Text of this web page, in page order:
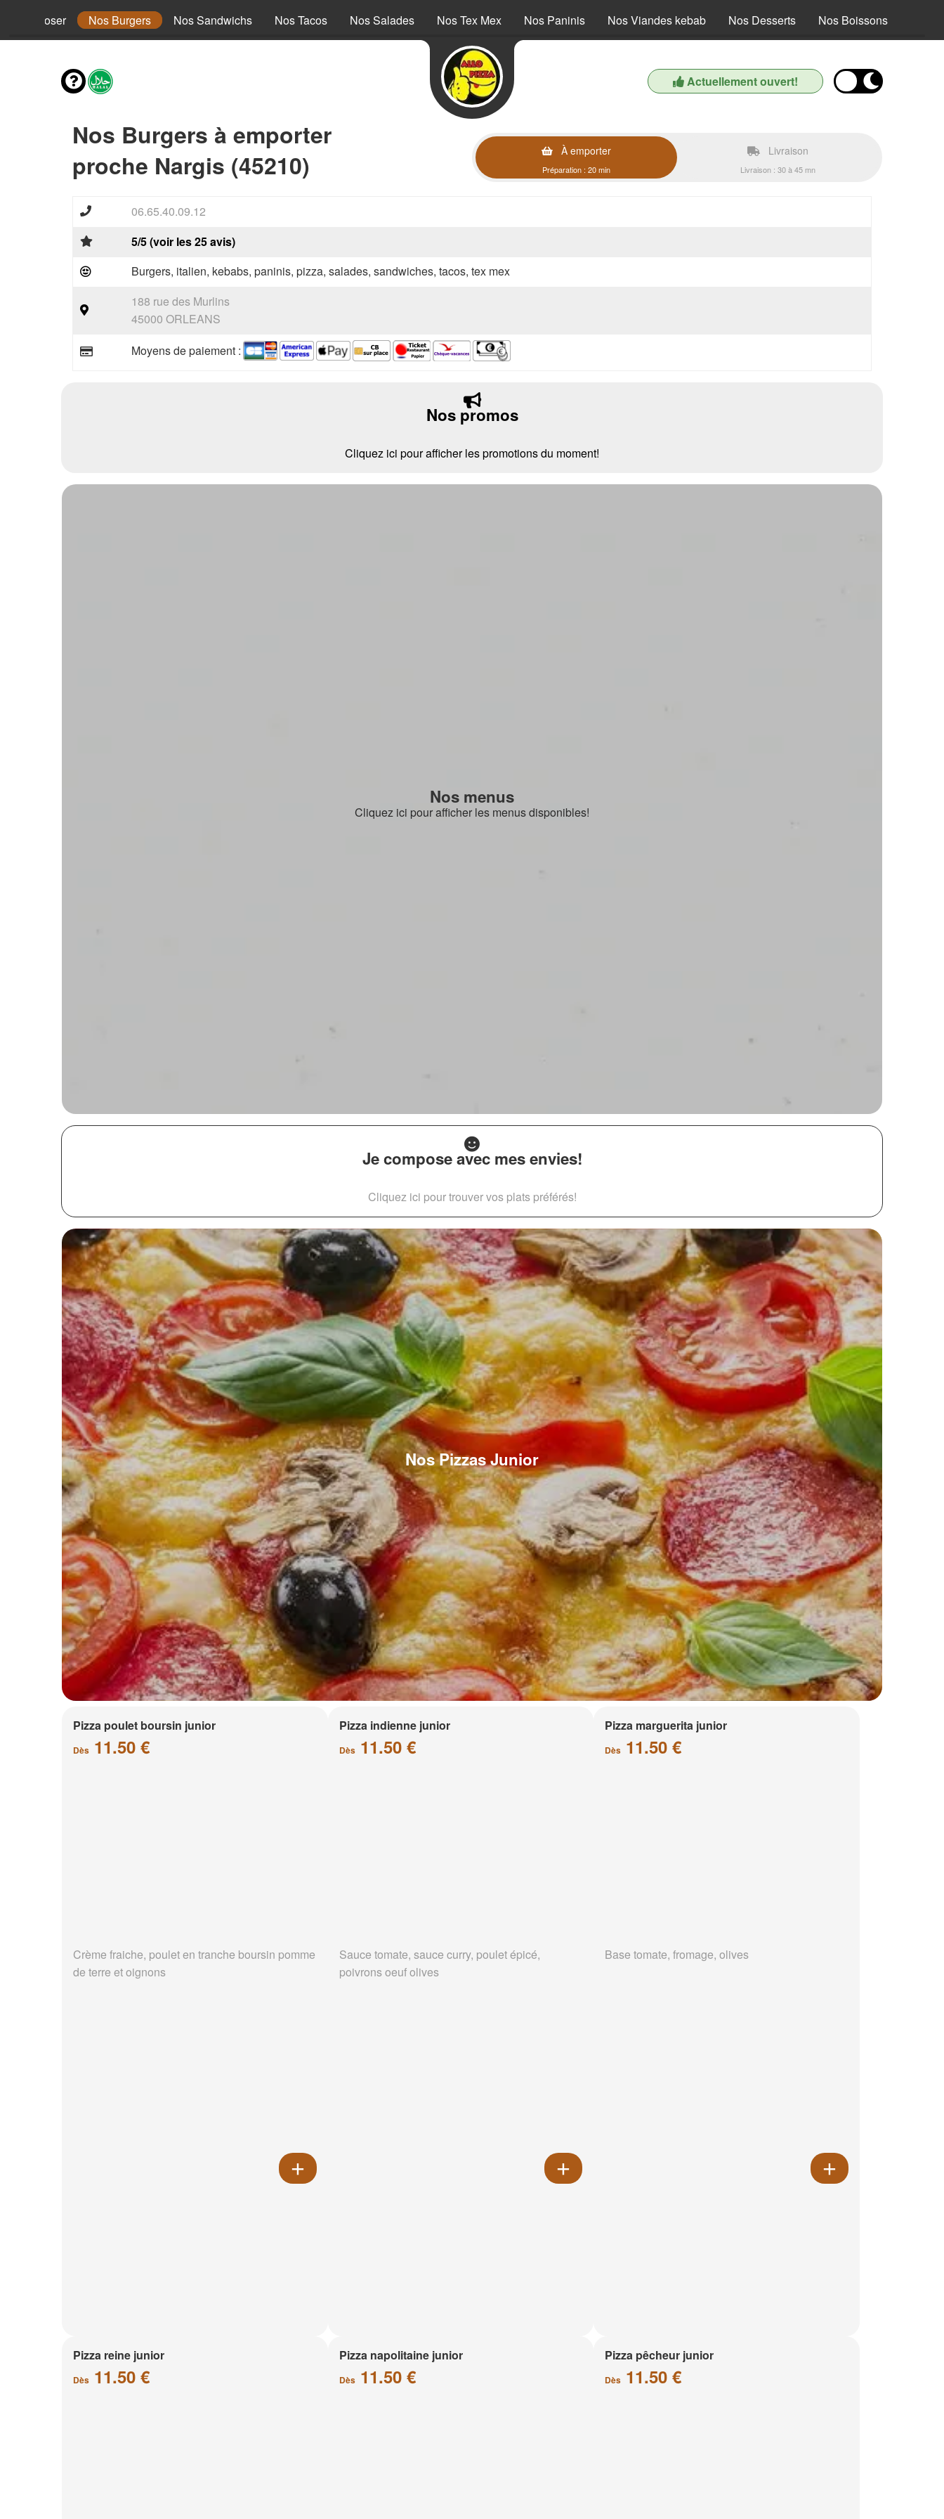
à composer Nos Burgers Nos Sandwichs Nos Tacos Nos Salades Nos Tex Mex Nos Paninis Nos Viandes kebab Nos Desserts Nos Boissons
Actuellement ouvert!
Nos Burgers à emporter
proche Nargis (45210)
À emporter
Préparation : 20 min
Livraison
Livraison : 30 à 45 mn
06.65.40.09.12
5/5 (voir les 25 avis)
Burgers, italien, kebabs, paninis, pizza, salades, sandwiches, tacos, tex mex
188 rue des Murlins
45000 ORLEANS
Moyens de paiement :
Nos promos
Cliquez ici pour afficher les promotions du moment!
Nos menus
Cliquez ici pour afficher les menus disponibles!
Je compose avec mes envies!
Cliquez ici pour trouver vos plats préférés!
Nos Pizzas Junior
Pizza poulet boursin junior
Dès 11.50 €
Crème fraiche, poulet en tranche boursin pomme
de terre et oignons
Pizza indienne junior
Dès11.50 €
Sauce tomate, sauce curry, poulet épicé,
poivrons oeuf olives
Pizza marguerita junior
Dès 11.50 €
Base tomate, fromage, olives
Pizza reine junior
Dès 11.50 €
Pizza napolitaine junior
Dès11.50 €
Pizza pêcheur junior
Dès 11.50 €